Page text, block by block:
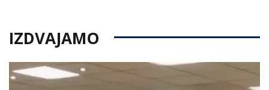
IZDVAJAMO